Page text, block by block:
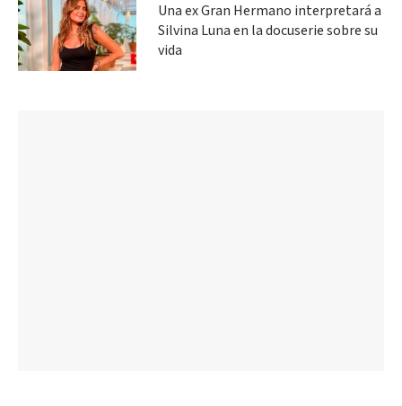
Una ex Gran Hermano interpretará a
Silvina Luna en la docuserie sobre su
vida